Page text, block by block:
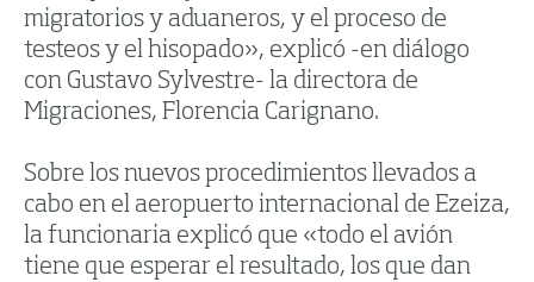
migratorios y aduaneros, y el proceso de
testeos y el hisopado», explicó -en diálogo
con Gustavo Sylvestre- la directora de
Migraciones, Florencia Carignano.
Sobre los nuevos procedimientos llevados a
cabo en el aeropuerto internacional de Ezeiza,
la funcionaria explicó que «todo el avión
tiene que esperar el resultado, los que dan